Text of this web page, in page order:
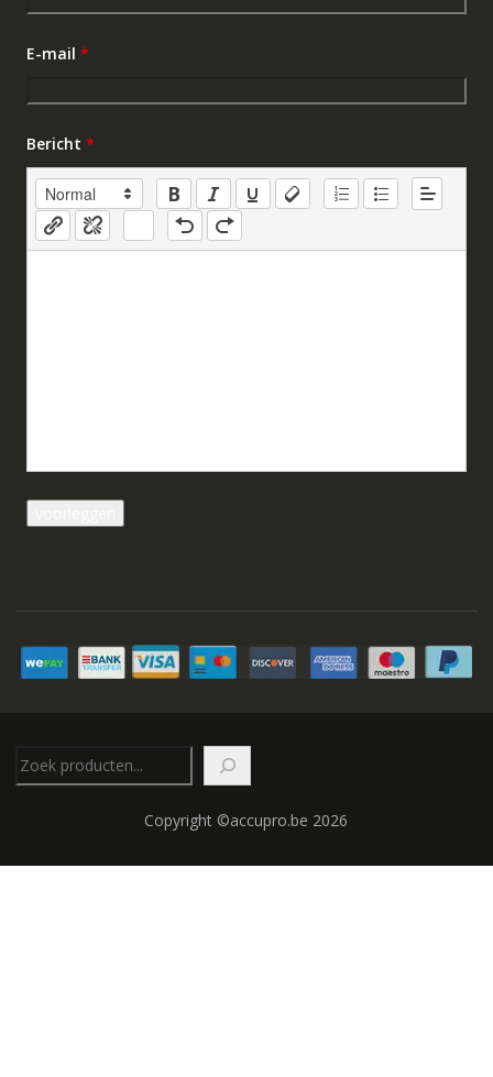
E-mail *
Bericht *
Copyright ©accupro.be 2026